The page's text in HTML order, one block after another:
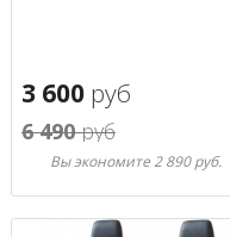
3 600 руб
6 490руб
Вы экономите 2 890 руб.